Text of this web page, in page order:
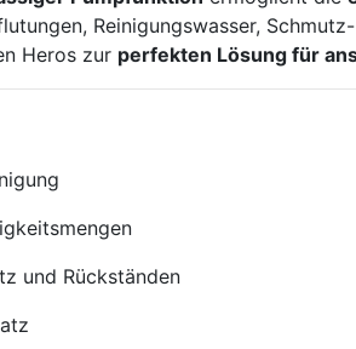
Reinigungswasser,
Heros zur perfekten Lösung für
und Rückständen